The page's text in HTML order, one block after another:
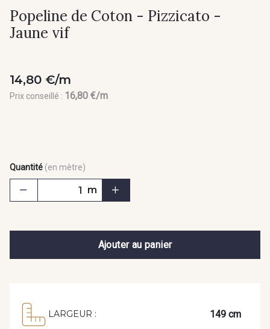
Popeline de Coton - Pizzicato -
Jaune vif
14,80 €/m
Prix conseillé : 16,80 €/m
Quantité (en mètre)
m
Ajouter au panier
LARGEUR : 149 cm